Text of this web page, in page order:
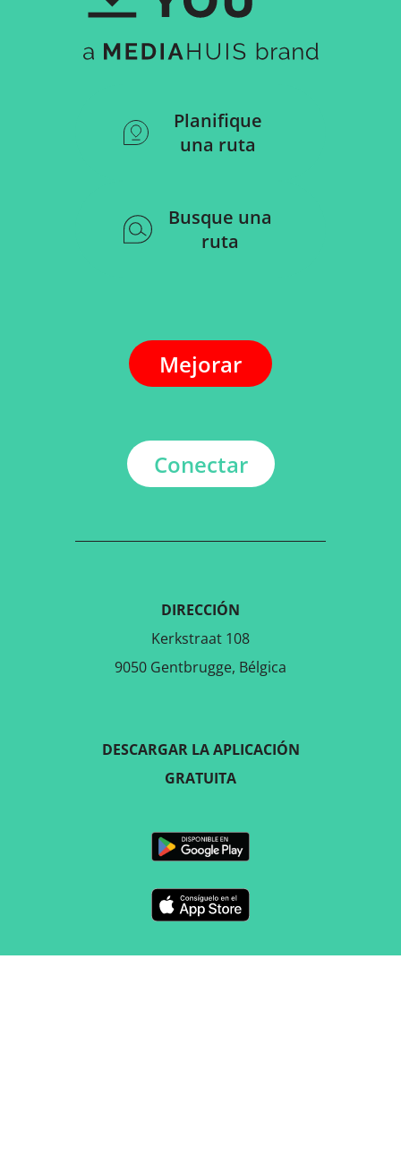
Planifique
una ruta
Busque una
ruta
Mejorar
Conectar
DIRECCIÓN
Kerkstraat 108
9050 Gentbrugge, Bélgica
DESCARGAR LA APLICACIÓN
GRATUITA